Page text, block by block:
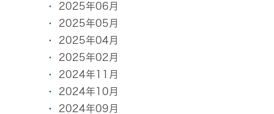
2025年06月
2025年05月
2025年04月
2025年02月
2024年11月
2024年10月
2024年09月